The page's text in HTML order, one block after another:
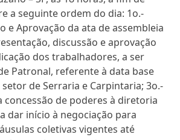
a seguinte ordem do dia: 1o.-
e Aprovação da ata de assembleia
discussão e aprovação
dos trabalhadores, a ser
Patronal, referente à data base
setor de Serraria e Carpintaria; 3o.-
concessão de poderes à diretoria
dar início à negociação para
coletivas vigentes até